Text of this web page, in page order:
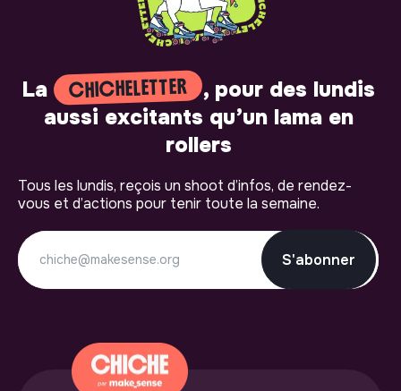
La CHICHELETTER
, pour des lundis
aussi excitants qu’un lama en
rollers
Tous les lundis, reçois un shoot d’infos, de rendez-
vous et d’actions pour tenir toute la semaine.
S'abonner